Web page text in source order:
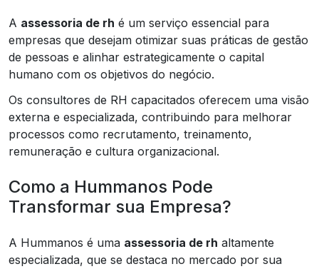
A assessoria de rh é um serviço essencial para
empresas que desejam otimizar suas práticas de gestão
de pessoas e alinhar estrategicamente o capital
humano com os objetivos do negócio.
Os consultores de RH capacitados oferecem uma visão
externa e especializada, contribuindo para melhorar
processos como recrutamento, treinamento,
remuneração e cultura organizacional.
Como a Hummanos Pode
Transformar sua Empresa?
A Hummanos é uma assessoria de rh altamente
especializada, que se destaca no mercado por sua